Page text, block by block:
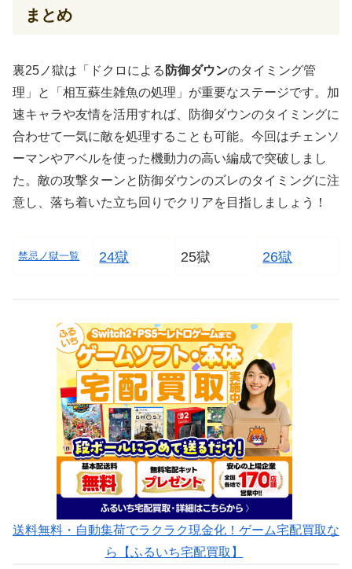
まとめ
裏25ノ獄は「ドクロによる 防御ダウンのタイミング管
理」と「相互蘇生雑魚の処理」が重要なステージです。加
速キャラや友情を活用すれば、防御ダウンのタイミングに
合わせて一気に敵を処理することも可能。今回はチェンソ
ーマンやアベルを使った機動力の高い編成で突破しまし
た。敵の攻撃ターンと防御ダウンのズレのタイミングに注
意し、落ち着いた立ち回りでクリアを目指しましょう！
禁忌ノ獄一覧 24獄 25獄 26獄
送料無料・自動集荷でラクラク現金化！ゲーム宅配買取な
ら【ふるいち宅配買取】